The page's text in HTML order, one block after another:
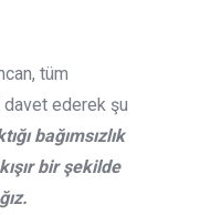
tüm
ederek şu
bağımsızlık
bir şekilde